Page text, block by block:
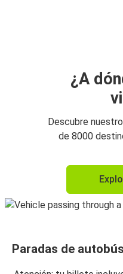
Ámsterdam
¿A
Descubre
de 8000
Paradas de